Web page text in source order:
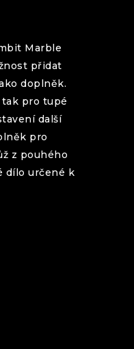
Marble
přidat
doplněk.
pro tupé
další
pro
z pouhého
dílo určené k